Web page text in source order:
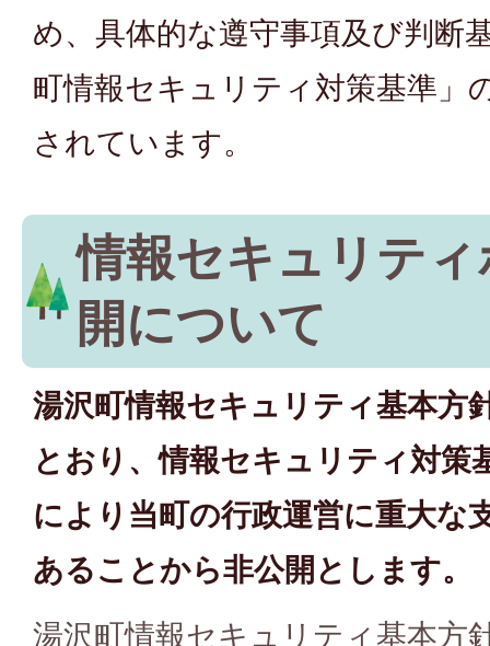
め、具体的な遵守事項及び判断
町情報セキュリティ対策基準」
されています。
情報セキュリテ
開について
湯沢町情報セキュリティ基本方
とおり、情報セキュリティ対策
により当町の行政運営に重大な
あることから非公開とします。
湯沢町情報セキュリティ基本方